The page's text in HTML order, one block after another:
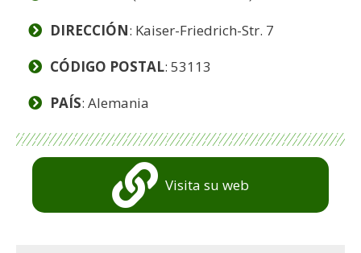
DIRECCIÓN: Kaiser-Friedrich-Str. 7
CÓDIGO POSTAL: 53113
PAÍS: Alemania
Visita su web